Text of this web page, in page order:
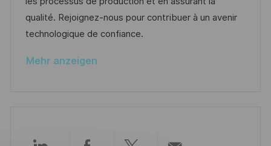
h
r
V
r
i
qualité. Rejoignez-nous pour contribuer à un avenir
technologique de confiance.
Mehr anzeigen